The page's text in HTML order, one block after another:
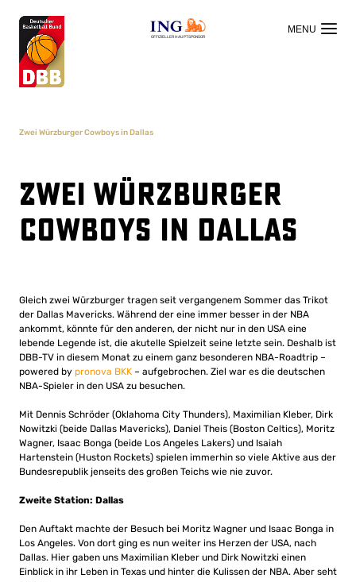
OFFIZIELLER HAUPTSPONSOR
Zwei Würzburger Cowboys in Dallas
Zwei Würzburger
Cowboys in Dallas
Gleich zwei Würzburger tragen seit vergangenem Sommer das Trikot
der Dallas Mavericks. Während der eine immer besser in der NBA
ankommt, könnte für den anderen, der nicht nur in den USA eine
lebende Legende ist, die akutelle Spielzeit seine letzte sein. Deshalb ist
DBB-TV in diesem Monat zu einem ganz besonderen NBA-Roadtrip –
powered by pronova BKK – aufgebrochen. Ziel war es die deutschen
NBA-Spieler in den USA zu besuchen.
Mit Dennis Schröder (Oklahoma City Thunders), Maximilian Kleber, Dirk
Nowitzki (beide Dallas Mavericks), Daniel Theis (Boston Celtics), Moritz
Wagner, Isaac Bonga (beide Los Angeles Lakers) und Isaiah
Hartenstein (Huston Rockets) spielen immerhin so viele Aktive aus der
Bundesrepublik jenseits des großen Teichs wie nie zuvor.
Zweite Station: Dallas
Den Auftakt machte der Besuch bei Moritz Wagner und Isaac Bonga in
Los Angeles. Von dort ging es nun weiter ins Herzen der USA, nach
Dallas. Hier gaben uns Maximilian Kleber und Dirk Nowitzki einen
Einblick in ihr Leben in Texas und hinter die Kulissen der NBA. Aber seht